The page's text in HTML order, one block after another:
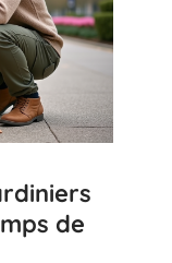
de